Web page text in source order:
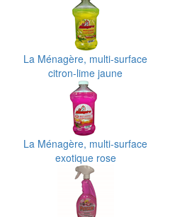
La Ménagère, multi-surface
citron-lime jaune
La Ménagère, multi-surface
exotique rose